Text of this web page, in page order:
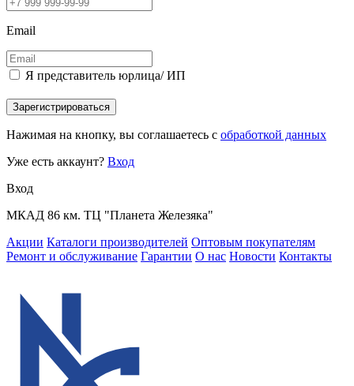
Email
Я представитель юрлица/ ИП
Зарегистрироваться
Нажимая на кнопку, вы соглашаетесь с обработкой данных
Уже есть аккаунт? Вход
Вход
МКАД 86 км. ТЦ "Планета Железяка"
Акции Каталоги производителей Оптовым покупателям
Ремонт и обслуживание Гарантии О нас Новости Контакты